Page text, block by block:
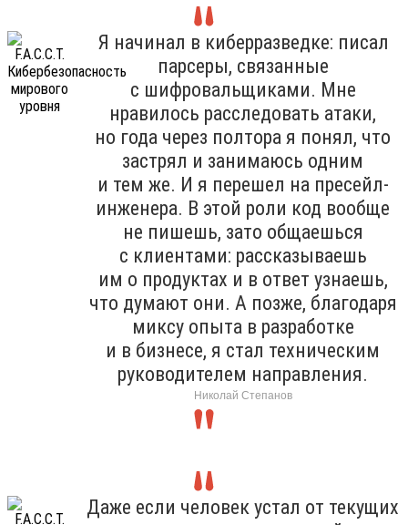
Я начинал в киберразведке: писал
парсеры, связанные
с шифровальщиками. Мне
нравилось расследовать атаки,
но года через полтора я понял, что
застрял и занимаюсь одним
и тем же. И я перешел на пресейл-
инженера. В этой роли код вообще
не пишешь, зато общаешься
с клиентами: рассказываешь
им о продуктах и в ответ узнаешь,
что думают они. А позже, благодаря
миксу опыта в разработке
и в бизнесе, я стал техническим
руководителем направления.
Николай Степанов
Даже если человек устал от текущих